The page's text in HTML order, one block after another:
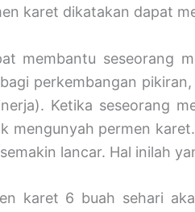
karet dikatakan dapat
membantu seseorang
perkembangan
Ketika seseorang
mengunyah permen
lancar. Hal inilah
karet 6 buah sehari